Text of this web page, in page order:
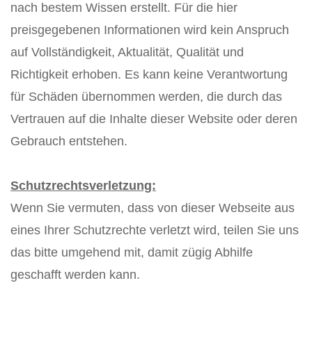
nach bestem Wissen erstellt. Für die hier
preisgegebenen Informationen wird kein Anspruch
auf Vollständigkeit, Aktualität, Qualität und
Richtigkeit erhoben. Es kann keine Verantwortung
für Schäden übernommen werden, die durch das
Vertrauen auf die Inhalte dieser Website oder deren
Gebrauch entstehen.
Schutzrechtsverletzung:
Wenn Sie vermuten, dass von dieser Webseite aus
eines Ihrer Schutzrechte verletzt wird, teilen Sie uns
das bitte umgehend mit, damit zügig Abhilfe
geschafft werden kann.